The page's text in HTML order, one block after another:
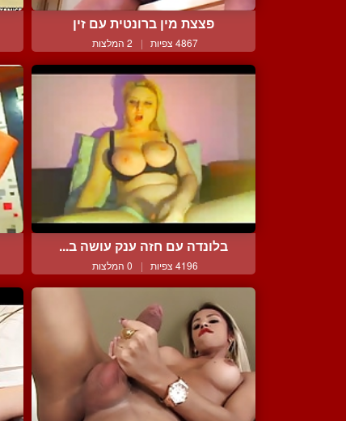
פצצת מין ברונטית עם זין
4867 צפיות | 2 המלצות
בלונדה עם חזה ענק עושה ב...
4196 צפיות | 0 המלצות